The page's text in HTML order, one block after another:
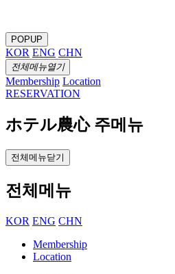
POPUP
KOR ENG CHN
전체메뉴열기
Membership Location
RESERVATION
ホテル農心 주메뉴
전체메뉴닫기
전체메뉴
KOR ENG CHN
Membership
Location